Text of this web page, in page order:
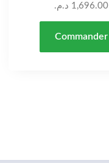
1,696.00 د.م.
Commander